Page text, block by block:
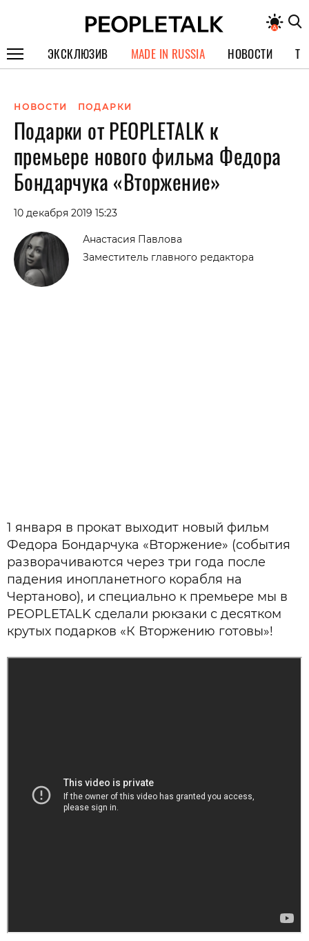
ЭКСКЛЮЗИВ
СПЕЦПРОЕКТЫ
ИНТЕРВЬЮ
ПОКОЛЕНИЕ
MADE IN RUSSIA НОВОСТИ
НОВОСТИ ПОДАРКИ
Подарки от PEOPLETALK к
премьере нового фильма Федора
Бондарчука «Вторжение»
10 декабря 2019 15:23
Анастасия Павлова
Заместитель главного редактора
1 января в прокат выходит новый фильм
Федора Бондарчука «Вторжение» (события
разворачиваются через три года после
падения инопланетного корабля на
Чертаново), и специально к премьере мы в
PEOPLETALK сделали рюкзаки с десятком
крутых подарков «К Вторжению готовы»!